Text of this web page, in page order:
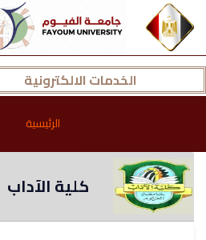
الخدمات الالكترونية
الرئيسية
كلية الآداب